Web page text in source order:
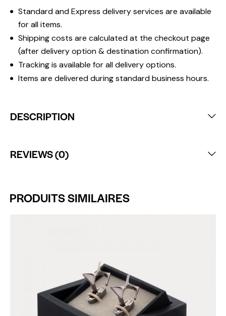
Standard and Express delivery services are available
for all items.
Shipping costs are calculated at the checkout page
(after delivery option & destination confirmation).
Tracking is available for all delivery options.
Items are delivered during standard business hours.
DESCRIPTION
REVIEWS (0)
PRODUITS SIMILAIRES